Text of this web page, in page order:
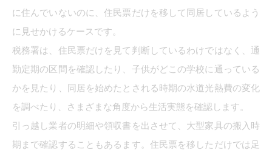
に住んでいないのに、住民票だけを移して同居しているよう
に見せかけるケースです。
税務署は、住民票だけを見て判断しているわけではなく、通
勤定期の区間を確認したり、子供がどこの学校に通っている
かを見たり、同居を始めたとされる時期の水道光熱費の変化
を調べたり、さまざまな角度から生活実態を確認します。
引っ越し業者の明細や領収書を出させて、大型家具の搬入時
期まで確認することもあるます。住民票を移しただけでは足